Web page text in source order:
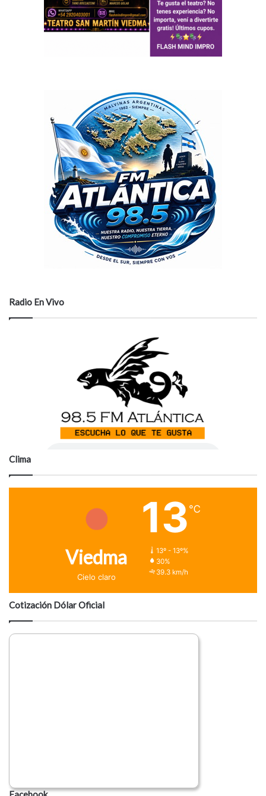
Radio En Vivo
Clima
Viedma
Cielo claro
13 ℃
13º - 13º%
30%
39.3 km/h
Cotización Dólar Oficial